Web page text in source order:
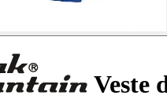
Veste